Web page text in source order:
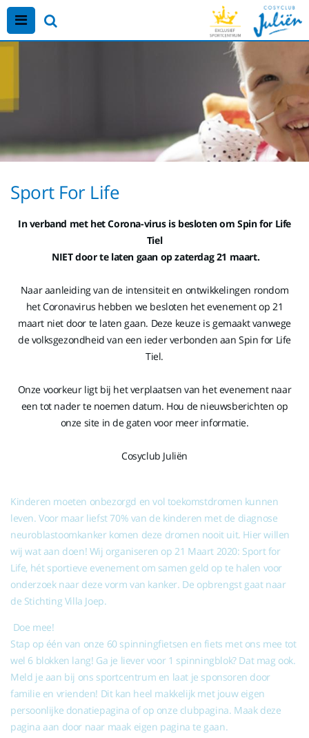
Sport For Life
In verband met het Corona-virus is besloten om Spin for Life
Tiel
NIET door te laten gaan op zaterdag 21 maart.
Naar aanleiding van de intensiteit en ontwikkelingen rondom
het Coronavirus hebben we besloten het evenement op 21
maart niet door te laten gaan. Deze keuze is gemaakt vanwege
de volksgezondheid van een ieder verbonden aan Spin for Life
Tiel.
Onze voorkeur ligt bij het verplaatsen van het evenement naar
een tot nader te noemen datum. Hou de nieuwsberichten op
onze site in de gaten voor meer informatie.
Cosyclub Juliën
Kinderen moeten onbezorgd en vol toekomstdromen kunnen
leven. Voor maar liefst 70% van de kinderen met de diagnose
neuroblastoomkanker komen deze dromen nooit uit. Hier willen
wij wat aan doen! Wij organiseren op 21 Maart 2020: Sport for
Life, hét sportieve evenement om samen geld op te halen voor
onderzoek naar deze vorm van kanker. De opbrengst gaat naar
de Stichting Villa Joep.
Doe mee!
Stap op één van onze 60 spinningfietsen en fiets met ons mee tot
wel 6 blokken lang! Ga je liever voor 1 spinningblok? Dat mag ook.
Meld je aan bij ons sportcentrum en laat je sponsoren door
familie en vrienden! Dit kan heel makkelijk met jouw eigen
persoonlijke donatiepagina of op onze clubpagina. Maak deze
pagina aan door naar maak eigen pagina te gaan.